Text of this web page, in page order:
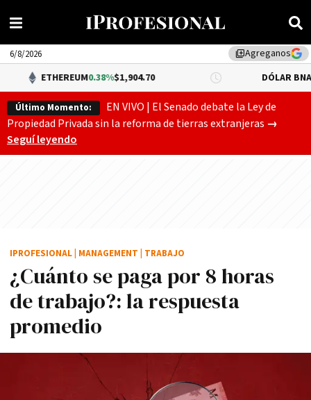
library_addAgreganos
6/8/2026
0.38%$1,904.70 DÓLAR BNA 0.34%
Último Momento:
EN VIVO | El Senado debate la Ley de
Propiedad Privada sin la reforma de tierras extranjeras →
Seguí leyendo
¿Cuánto se paga por 8 horas
de trabajo?: la respuesta
promedio
IPROFESIONAL MANAGEMENT TRABAJO